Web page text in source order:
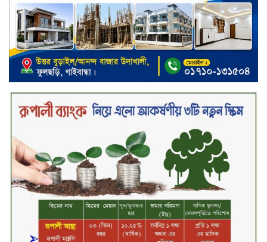
চুয়াডাঙ্গায় পুষ্পস্তবক অর্পণ ও আলোচনা
সভার মধ্য দিয়ে জুলাই গণঅভ্যুত্থান
দিবস পালিত
৮ ব্র্যান্ডের ফর্সাকারী ক্রিমে বিপজ্জনক
মাত্রায় মার্কারি, সতর্ক করল বিএসটিআই
জুলাই গণঅভ্যুত্থান ছিল সর্বস্তরের
মানুষের আন্দোলন: মুহাম্মদ ইউনূস
গণতন্ত্র ও আত্মত্যাগের ইতিহাস সংরক্ষণ
করবে জুলাই স্মৃতি জাদুঘর: প্রধানমন্ত্রী